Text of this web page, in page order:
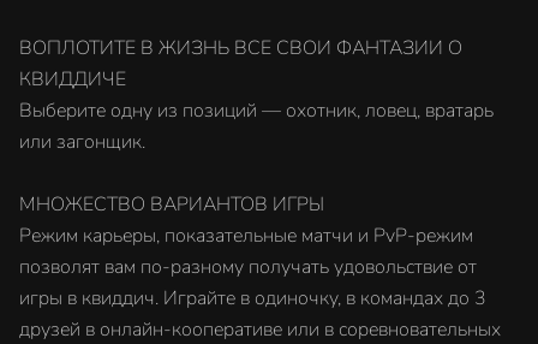
ВОПЛОТИТЕ В ЖИЗНЬ ВСЕ СВОИ ФАНТАЗИИ О
КВИДДИЧЕ
Выберите одну из позиций — охотник, ловец, вратарь
или загонщик.
МНОЖЕСТВО ВАРИАНТОВ ИГРЫ
Режим карьеры, показательные матчи и PvP-режим
позволят вам по-разному получать удовольствие от
игры в квиддич. Играйте в одиночку, в командах до 3
друзей в онлайн-кооперативе или в соревновательных